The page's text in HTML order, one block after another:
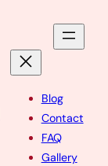
Blog
Contact
FAQ
Gallery